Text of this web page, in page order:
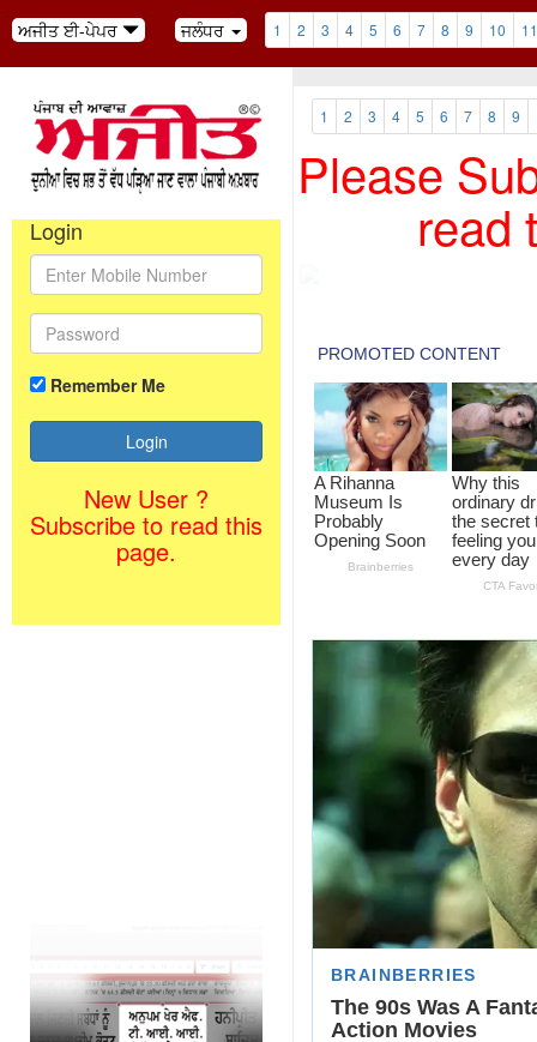
ਅਜੀਤ ਈ-ਪੇਪਰ ਜਲੰਧਰ 1 2 3 4 5 6 7 8 9 10 11
Login
Remember Me
New User ?
Subscribe to read this
page.
1 2 3 4 5 6 7 8 9
Please
read